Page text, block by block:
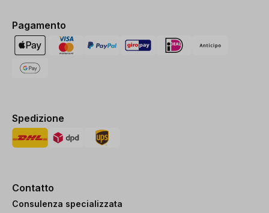
Pagamento
Spedizione
Contatto
Consulenza specializzata